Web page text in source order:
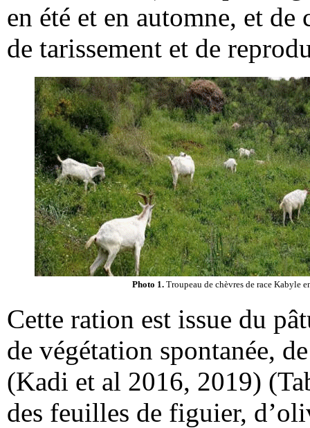
en été et en automne, et
de tarissement et de
Photo 1. Troupeau de chèvres de race Kabyle
Cette ration est issue du
de végétation spontanée,
(Kadi et al 2016, 2019)
des feuilles de figuier,